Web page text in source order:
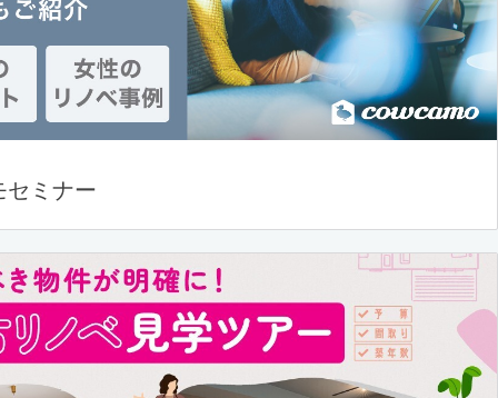
セミナー